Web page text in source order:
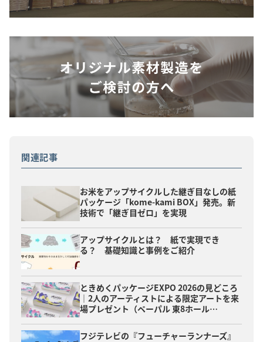
関連記事
お米をアップサイクルした継ぎ目なしの紙
パッケージ「kome-kami BOX」発売。新
技術で「継ぎ目ゼロ」を実現
アップサイクルとは？ 紙で実現でき
る？ 基礎知識と事例をご紹介
ときめくパッケージEXPO 2026の見どころ
｜2人のアーティストによる限定アートを来
場プレゼント（ペーパル 東8ホール…
フジテレビの『フューチャーランナーズ』